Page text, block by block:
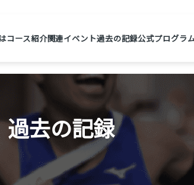
コース紹介関連イベント過去の記録公式プログラ
過去の記録